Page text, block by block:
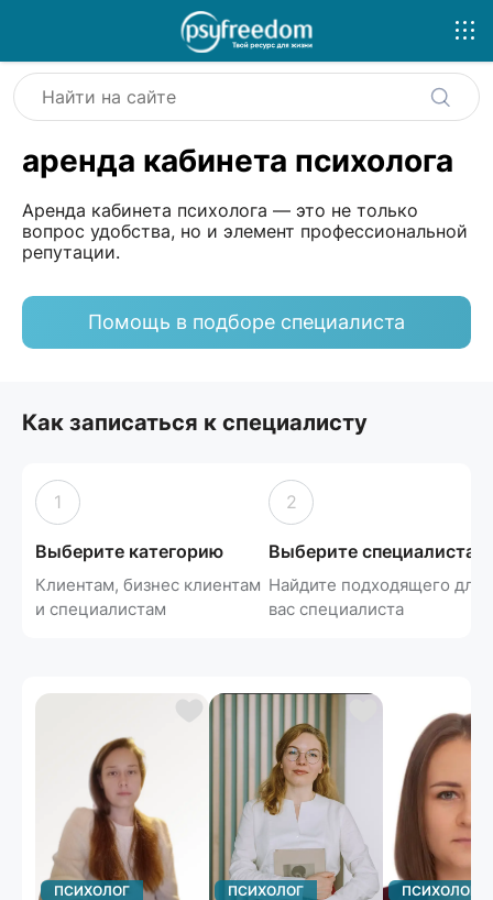
аренда кабинета психолога
Аренда кабинета психолога — это не только
вопрос удобства, но и элемент профессиональной
репутации.
Помощь в подборе специалиста
Как записаться к специалисту
1
Выберите категорию
Клиентам, бизнес клиентам
и специалистам
2
Выберите специалиста
Найдите подходящего для
вас специалиста
ПСИХОЛОГ ПСИХОЛОГ ПСИХОЛОГ